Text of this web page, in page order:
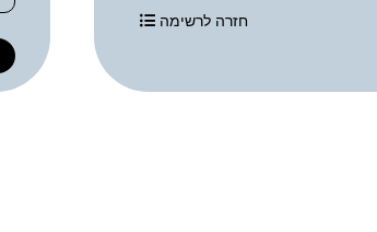
חזרה לרשימה